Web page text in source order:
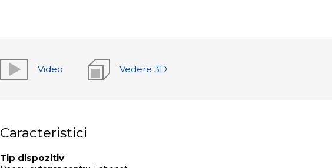
Video Vedere 3D
Caracteristici
Tip dispozitiv